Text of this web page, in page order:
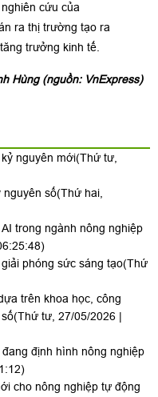
cứu của
ra thị trường tạo ra
trưởng kinh tế.
Hùng (nguồn: VnExpress)
nguyên mới(Thứ tư,
nguyên số(Thứ hai,
trong ngành nông nghiệp
phóng sức sáng tạo(Thứ
trên khoa học, công
(Thứ tư, 27/05/2026 |
định hình nông nghiệp
cho nông nghiệp tự động